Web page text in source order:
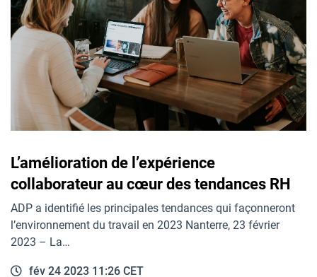
L’amélioration de l’expérience
collaborateur au cœur des tendances RH
ADP a identifié les principales tendances qui façonneront
l’environnement du travail en 2023 Nanterre, 23 février
2023 – La…
fév 24 2023 11:26 CET